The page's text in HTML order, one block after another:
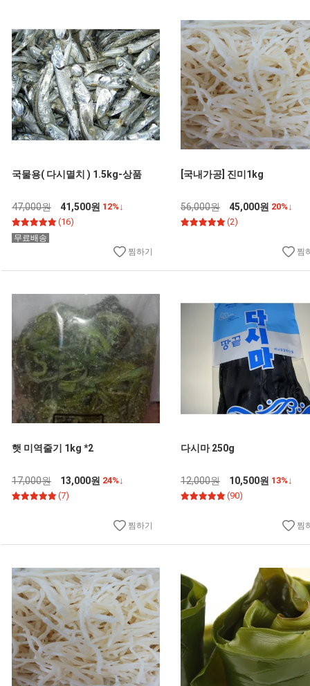
국물용( 다시멸치 ) 1.5kg-상품
47,000원 41,500원 12%↓
(16)
무료배송
찜하기
[국내가공] 진미1kg
56,000원 45,000원 20%↓
(2)
찜
햇 미역줄기 1kg *2
17,000원 13,000원 24%↓
(7)
찜하기
다시마 250g
12,000원 10,500원 13%↓
(90)
찜